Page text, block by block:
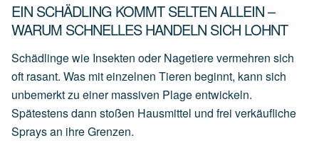
EIN SCHÄDLING KOMMT SELTEN ALLEIN –
WARUM SCHNELLES HANDELN SICH LOHNT
Schädlinge wie Insekten oder Nagetiere vermehren sich
oft rasant. Was mit einzelnen Tieren beginnt, kann sich
unbemerkt zu einer massiven Plage entwickeln.
Spätestens dann stoßen Hausmittel und frei verkäufliche
Sprays an ihre Grenzen.